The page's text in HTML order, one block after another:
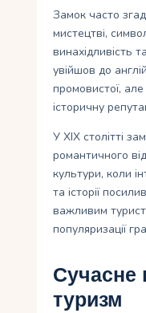
Замок часто
мистецтві,
винахідливість
увійшов до
промовистої,
історичну
У XIX столітті
романтичного
культури, коли
та історії
важливим
популяризації
Сучасне
туризм